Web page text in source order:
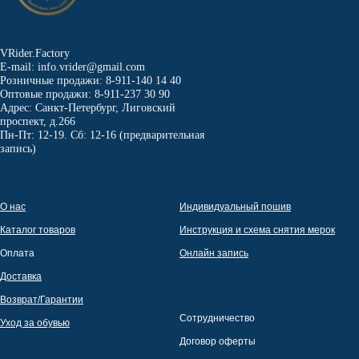
VRider.Factory
E-mail: info.vrider@gmail.com
Розничные продажи: 8-911-140 14 40
Оптовые продажи: 8-911-237 30 90
Адрес: Санкт-Петербург, Лиговский
проспект, д.266
Пн-Пт: 12-19. Сб: 12-16 (предварительная
запись)
О нас
Каталог товаров
Оплата
Доставка
Возврат/Гарантии
Уход за обувью
Индивидуальный пошив
Инструкция и схема снятия мерок
Онлайн запись
Сотрудничество
Договор оферты